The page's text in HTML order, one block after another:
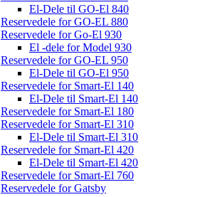
El-Dele til GO-El 840
Reservedele for GO-EL 880
Reservedele for Go-El 930
El -dele for Model 930
Reservedele for GO-EL 950
El-Dele til GO-El 950
Reservedele for Smart-El 140
El-Dele til Smart-El 140
Reservedele for Smart-El 180
Reservedele for Smart-El 310
El-Dele til Smart-El 310
Reservedele for Smart-El 420
El-Dele til Smart-El 420
Reservedele for Smart-El 760
Reservedele for Gatsby